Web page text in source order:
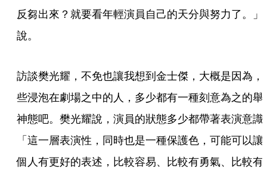
反芻出來？就要看年輕演員自己的天分與努力了。」
說。
訪談樊光耀，不免也讓我想到金士傑，大概是因為，
些浸泡在劇場之中的人，多少都有一種刻意為之的舉
神態吧。樊光耀說，演員的狀態多少都帶著表演意識
「這一層表演性，同時也是一種保護色，可能可以讓
個人有更好的表述，比較容易、比較有勇氣、比較有